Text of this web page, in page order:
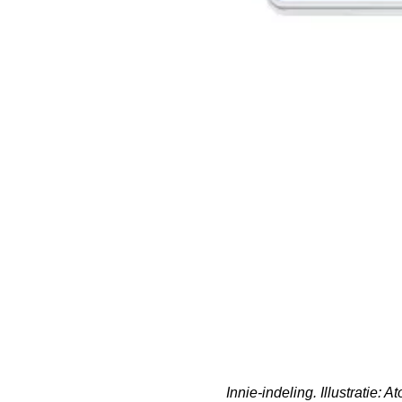
Innie-indeling. Illustratie: